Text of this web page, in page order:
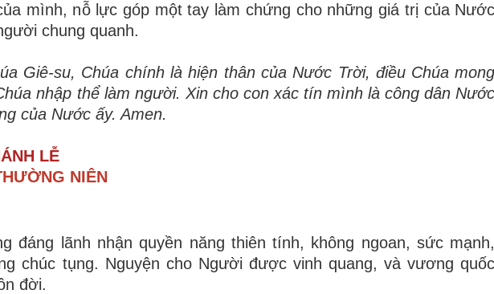
ủa mình, nỗl ực góp một tay làm chứng cho những giá trị của Nước
chung quanh.
úa Giê-su, Chúa chính là hiện thân của Nước Trời, điều Chúa mong
úa nhập thểlàm người. Xin cho con xác tín mình là công dân Nước
của Nước ấy. Amen.
LỄ
NIÊN
đáng lãnh nhận quyền năng thiên tính, không ngoan, sức mạnh,
chúc tụng. Nguyện cho Người được vinh quang, và vương quốc
đời.